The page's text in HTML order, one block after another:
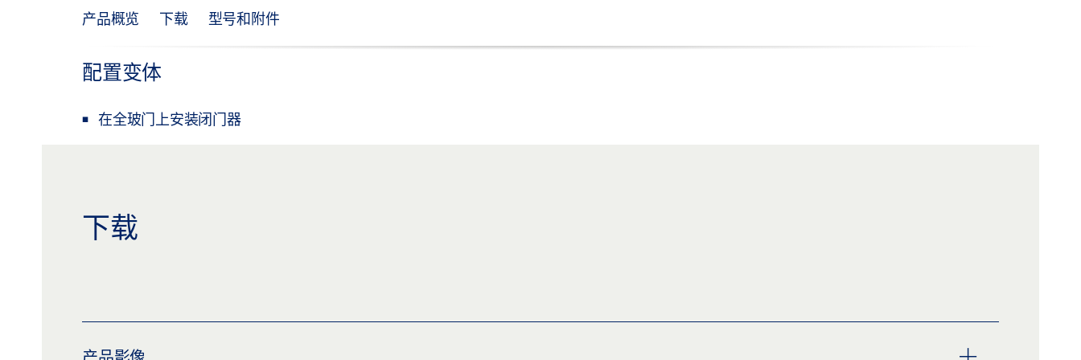
产品概览 下载 型号和附件
配置变体
在全玻门上安装闭门器
下载